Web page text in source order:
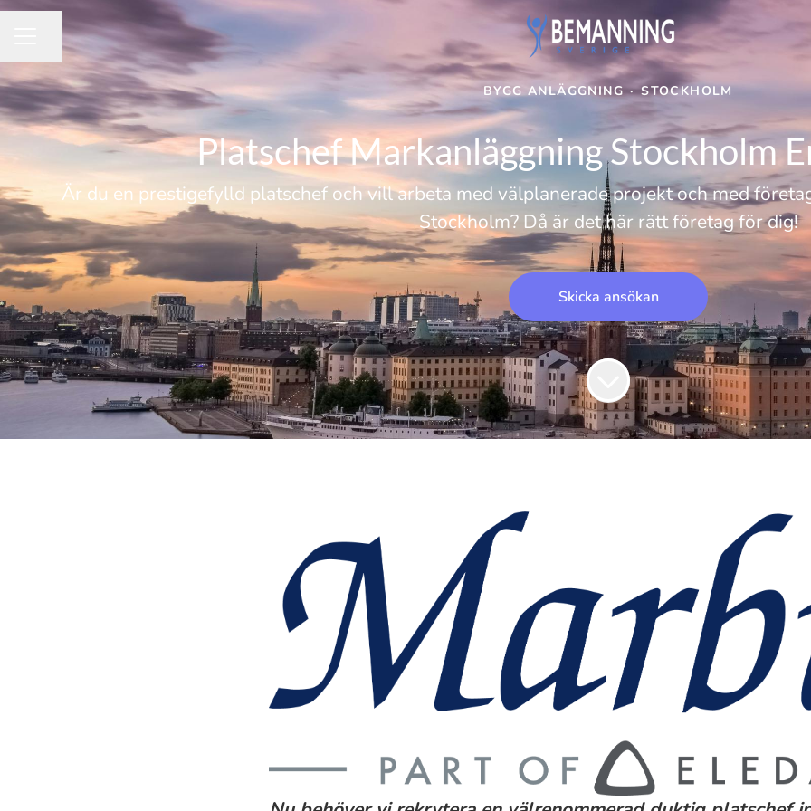
KARRIÄRMENY
Dela sidan
BYGG ANLÄGGNING · STOCKHOLM
Platschef Markanläggning Stockholm
Är du en prestigefylld platschef och vill arbeta med välplanerade projekt och med
Stockholm? Då är det här rätt företag för dig!
Skicka ansökan